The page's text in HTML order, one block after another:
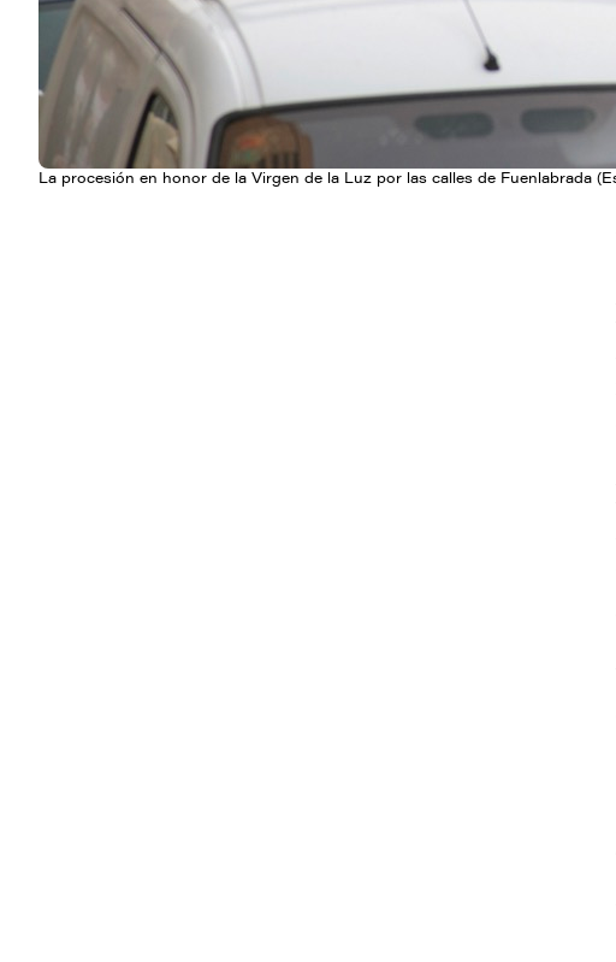
La procesión en honor de la Virgen de la Luz por las calles de Fuenlabrada